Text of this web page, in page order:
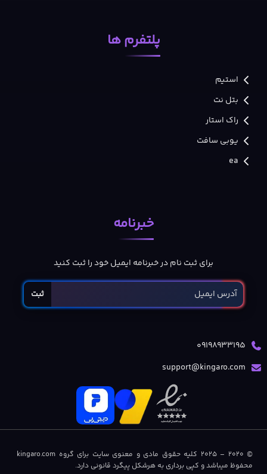
پلتفرم ها
استیم
بتل نت
راک استار
یوبی سافت
ea
خبرنامه
برای ثبت نام در خبرنامه ایمیل خود را ثبت کنید
ثبت
09198933195
support@kingaro.com
© 2020 – 2025 کلیه حقوق مادی و معنوی سایت برای گروه kingaro.com
محفوظ میباشد و کپی برداری به هرشکل پیگرد قانونی دارد.